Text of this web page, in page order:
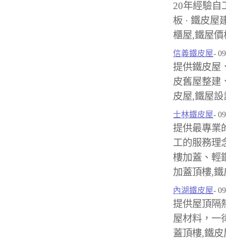
20年經驗自
板 · 鐵皮屋
櫃屋,鐵屋
信義鐵皮屋-
提供鐵皮屋
皮舊屋整建
皮屋,鐵屋
士林鐵皮屋-
提供最專業
工的服務理
樓加蓋、輕
加蓋頂樓,
內湖鐵皮屋-
提供屋頂隔
屋材料，一
蓋頂樓,鐵